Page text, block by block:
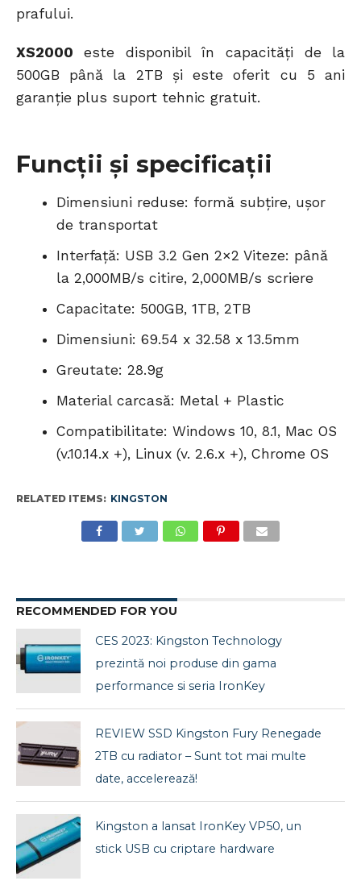
prafului.
XS2000 este disponibil în capacităţi de la
500GB până la 2TB şi este oferit cu 5 ani
garanţie plus suport tehnic gratuit.
Funcţii şi specificaţii
Dimensiuni reduse: formă subţire, uşor
de transportat
Interfaţă: USB 3.2 Gen 2×2 Viteze: până
la 2,000MB/s citire, 2,000MB/s scriere
Capacitate: 500GB, 1TB, 2TB
Dimensiuni: 69.54 x 32.58 x 13.5mm
Greutate: 28.9g
Material carcasă: Metal + Plastic
Compatibilitate: Windows 10, 8.1, Mac OS
(v.10.14.x +), Linux (v. 2.6.x +), Chrome OS
RELATED ITEMS: KINGSTON
RECOMMENDED FOR YOU
CES 2023: Kingston Technology
prezintă noi produse din gama
performance si seria IronKey
REVIEW SSD Kingston Fury Renegade
2TB cu radiator – Sunt tot mai multe
date, accelerează!
Kingston a lansat IronKey VP50, un
stick USB cu criptare hardware